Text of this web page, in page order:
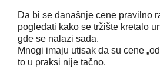
Da bi se današnje cene pravilno
pogledati kako se tržište kretalo
gde se nalazi sada.
Mnogi imaju utisak da su cene
to u praksi nije tačno.